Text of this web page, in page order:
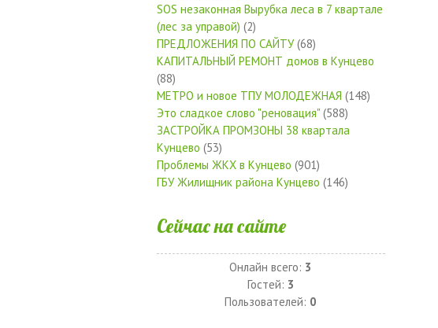
SOS незаконная Вырубка леса в 7 квартале
(лес за управой) (2)
ПРЕДЛОЖЕНИЯ ПО САЙТУ(68)
КАПИТАЛЬНЫЙ РЕМОНТ домов в Кунцево
(88)
МЕТРО и новое ТПУ МОЛОДЕЖНАЯ (148)
Это сладкое слово "реновация"(588)
ЗАСТРОЙКА ПРОМЗОНЫ 38 квартала
Кунцево (53)
Проблемы ЖКХ в Кунцево (901)
ГБУ Жилищник района Кунцево (146)
Сейчас на сайте
Онлайн всего: 3
Гостей: 3
Пользователей: 0